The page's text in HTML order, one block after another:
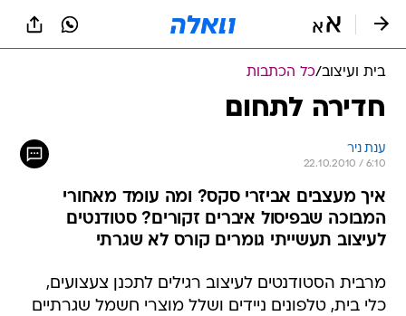
בית ועיצוב/כל הכתבות
חדירה לתחום
ענת ניר
22.10.2010 / 6:10
איך מעצבים אביזרי סקס? ומה עומד מאחורי
המבוכה שבפיסול איברים זקורים? סטודנטים
לעיצוב תעשייתי גומרים קורס לא שגרתי
מרבית הסטודנטים לעיצוב רגילים לתכנן צעצועים,
כלי בית, טלפונים ניידים ושלל מוצרי חשמל שגרתיים